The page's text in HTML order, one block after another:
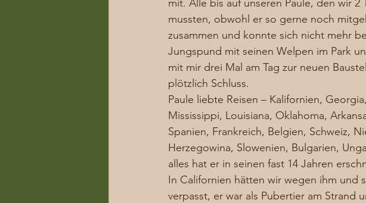
mit. Alle bis auf unseren Paule, den wir 2
mussten, obwohl er so gerne noch
zusammen und konnte sich nicht mehr
Jungspund mit seinen Welpen im Park
mit mir drei Mal am Tag zur neuen
plötzlich Schluss.
Paule liebte Reisen – Kalifornien,
Mississippi, Louisiana, Oklahoma,
Spanien, Frankreich, Belgien, Schweiz,
Herzegowina, Slowenien, Bulgarien,
alles hat er in seinen fast 14 Jahren
In Californien hätten wir wegen ihm und
verpasst, er war als Pubertier am